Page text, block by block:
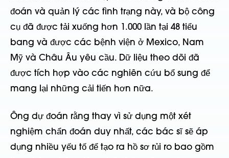
đoán và quản lý các tình trạng này, và bộ công
cụ đã được tải xuống hơn 1.000 lần tại 48 tiểu
bang và được các bệnh viện ở Mexico, Nam
Mỹ và Châu Âu yêu cầu. Dữ liệu theo dõi đã
được tích hợp vào các nghiên cứu bổ sung để
mang lại những cải tiến hơn nữa.
Ông dự đoán rằng thay vì sử dụng một xét
nghiệm chẩn đoán duy nhất, các bác sĩ sẽ áp
dụng nhiều yếu tố để tạo ra hồ sơ rủi ro bao gồm